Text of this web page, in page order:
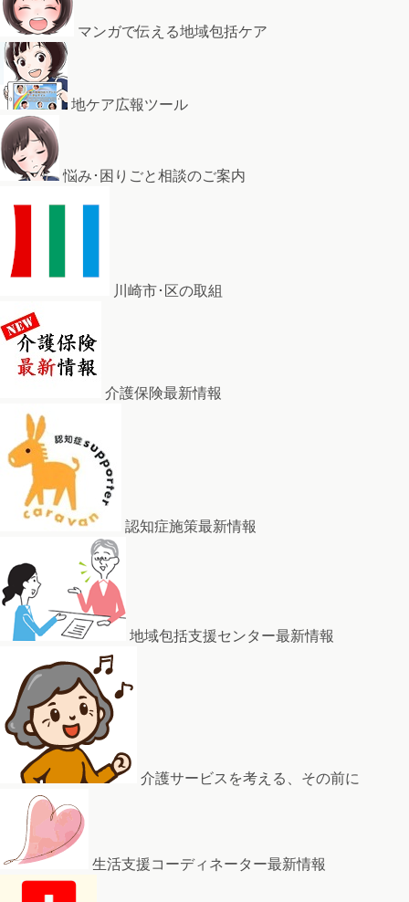
マンガで伝える地域包括ケア
地ケア広報ツール
悩み･困りごと相談のご案内
川崎市･区の取組
介護保険最新情報
認知症施策最新情報
地域包括支援センター最新情報
介護サービスを考える、その前に
生活支援コーディネーター最新情報